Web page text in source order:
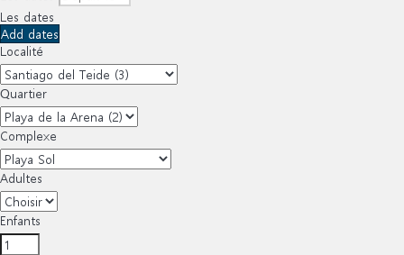
Les dates
Add dates
Localité
Quartier
Complexe
Adultes
Enfants